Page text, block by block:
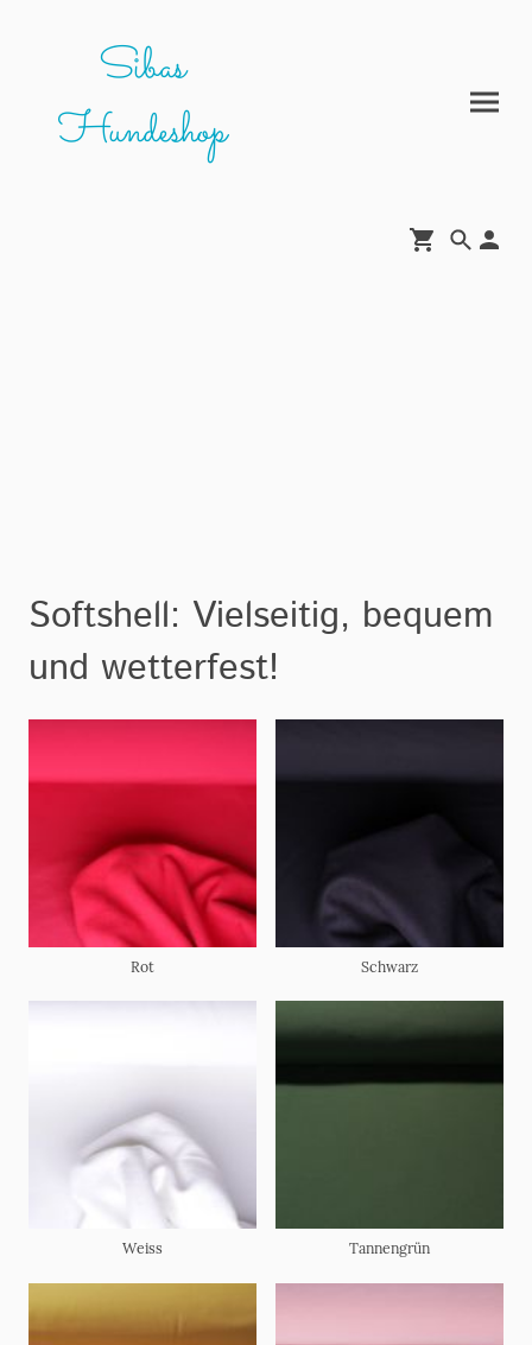
Sibas
Hundeshop
Softshell: Vielseitig, bequem
und wetterfest!
Rot Schwarz
Weiss Tannengrün